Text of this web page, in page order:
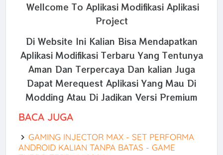
Wellcome To Aplikasi Modifikasi Aplikasi
Project
Di Website Ini Kalian Bisa Mendapatkan
Aplikasi Modifikasi Terbaru Yang Tentunya
Aman Dan Terpercaya Dan kalian Juga
Dapat Merequest Aplikasi Yang Mau Di
Modding Atau Di Jadikan Versi Premium
BACA JUGA
GAMING INJECTOR MAX - SET PERFORMA
ANDROID KALIAN TANPA BATAS - GAME